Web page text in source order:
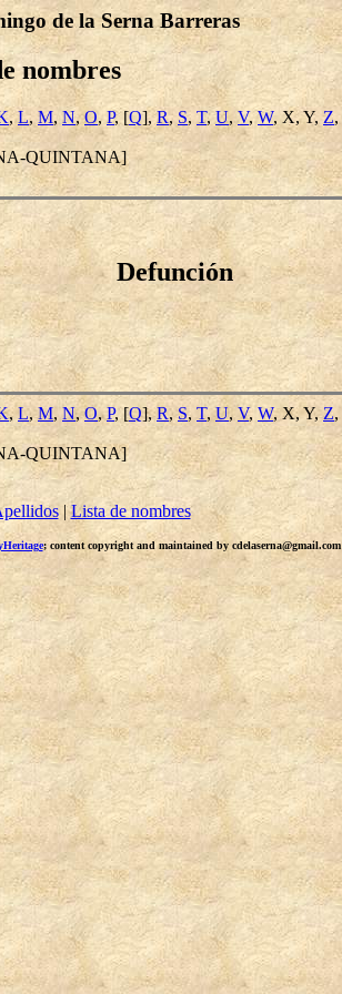
de la Serna Barreras
nombres
,L, M, N, O, P, [Q],R, S, T,U, V,W, X, Y, Z,
QUINTANA]
Defunción
, L, M, N,O,P, [Q],R, S, T,U, V, W, X, Y, Z,
QUINTANA]
|Lista de nombres
; content copyright and maintained by cdelaserna@gmail.com